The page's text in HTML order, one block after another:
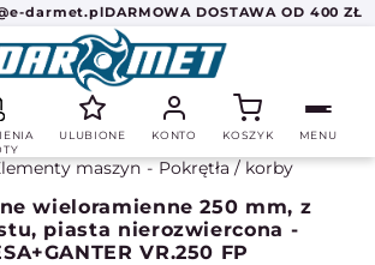
darmet.plDARMOWA DOSTAWA OD 400 ZŁ
ULUBIONE KONTO KOSZYK MENU
maszyn Pokrętła / korby
wieloramienne 250 mm, z
piasta nierozwiercona -
VR.250 FP